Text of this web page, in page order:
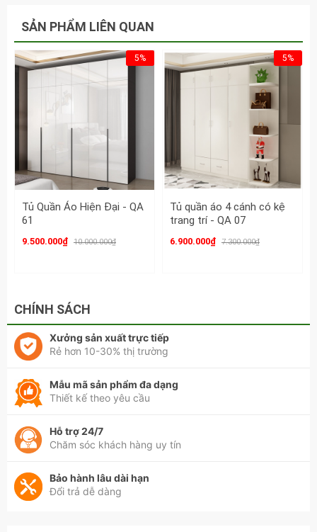
quần áo gỗ mẫu mới hiện
đại - QA 87 tại nội thất
Thiên Phú
Tủ quần áo gỗ mẫu mới hiện đại - QA 87
SẢN PHẨM LIÊN QUAN
5%
Tủ Quần Áo Hiện Đại - QA
61
9.500.000₫ 10.000.000₫
5%
Tủ quần áo 4 cánh có kệ
trang trí - QA 07
6.900.000₫ 7.300.000₫
CHÍNH SÁCH
Xưởng sản xuất trực tiếp
Rẻ hơn 10-30% thị trường
Mẫu mã sản phẩm đa dạng
Thiết kế theo yêu cầu
Hỗ trợ 24/7
Chăm sóc khách hàng uy tín
Bảo hành lâu dài hạn
Đổi trả dễ dàng